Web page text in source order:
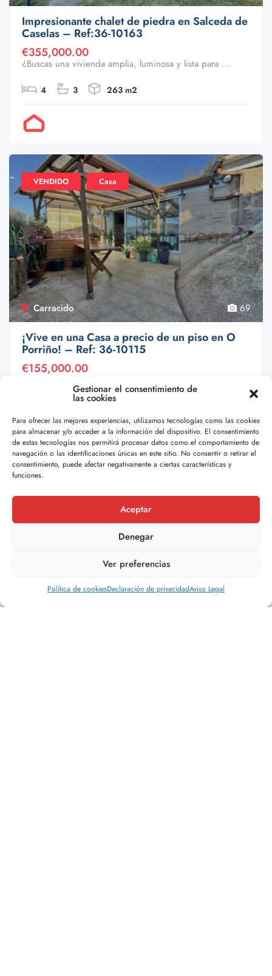
Gestionar el consentimiento de
las cookies
Para ofrecer las mejores experiencias, utilizamos tecnologías como las cookies
para almacenar y/o acceder a la información del dispositivo. El consentimiento
de estas tecnologías nos permitirá procesar datos como el comportamiento de
navegación o las identificaciones únicas en este sitio. No consentir o retirar el
consentimiento, puede afectar negativamente a ciertas características y
funciones.
Aceptar
Denegar
Ver preferencias
Política de cookiesDeclaración de privacidadAviso Legal
Impresionante chalet de piedra en Salceda de
Caselas – Ref:36-10163
€355,000.00
¿Buscas una vivienda amplia, luminosa y lista para ...
4 3 263 m2
Carracido
VENDIDO Casa
69
¡Vive en una Casa a precio de un piso en O
Porriño! – Ref: 36-10115
€155,000.00
177 m2
Por Doval
VENDIDO Casa